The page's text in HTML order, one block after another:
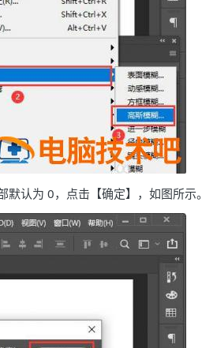
认为 0，点击【确定】，如图所示。